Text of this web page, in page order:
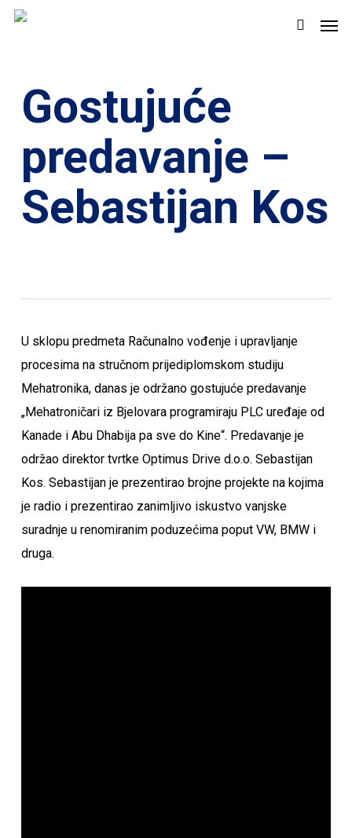
Skip
search
Gostujuće
predavanje –
Sebastijan Kos
U sklopu predmeta Računalno vođenje i upravljanje
procesima na stručnom prijediplomskom studiju
Mehatronika, danas je održano gostujuće predavanje
„Mehatroničari iz Bjelovara programiraju PLC uređaje od
Kanade i Abu Dhabija pa sve do Kine“. Predavanje je
održao direktor tvrtke Optimus Drive d.o.o. Sebastijan
Kos. Sebastijan je prezentirao brojne projekte na kojima
je radio i prezentirao zanimljivo iskustvo vanjske
suradnje u renomiranim poduzećima poput VW, BMW i
druga.